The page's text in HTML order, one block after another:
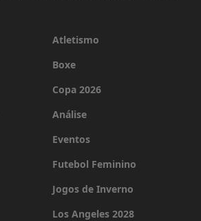
Atletismo
Boxe
Copa 2026
Análise
Eventos
Futebol Feminino
Jogos de Inverno
Los Angeles 2028